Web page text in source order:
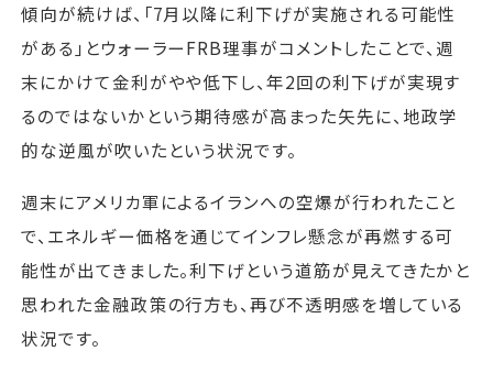
傾向が続けば、「7月以降に利下げが実施される可能性
がある」とウォーラーFRB理事がコメントしたことで、週
末にかけて金利がやや低下し、年2回の利下げが実現す
るのではないかという期待感が高まった矢先に、地政学
的な逆風が吹いたという状況です。
週末にアメリカ軍によるイランへの空爆が行われたこと
で、エネルギー価格を通じてインフレ懸念が再燃する可
能性が出てきました。利下げという道筋が見えてきたかと
思われた金融政策の行方も、再び不透明感を増している
状況です。